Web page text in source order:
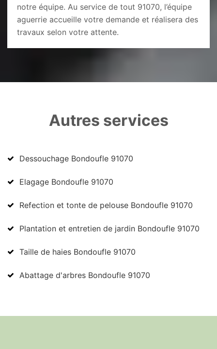
notre équipe. Au service de tout 91070, l’équipe
aguerrie accueille votre demande et réalisera des
travaux selon votre attente.
Autres services
Dessouchage Bondoufle 91070
Elagage Bondoufle 91070
Refection et tonte de pelouse Bondoufle 91070
Plantation et entretien de jardin Bondoufle 91070
Taille de haies Bondoufle 91070
Abattage d'arbres Bondoufle 91070